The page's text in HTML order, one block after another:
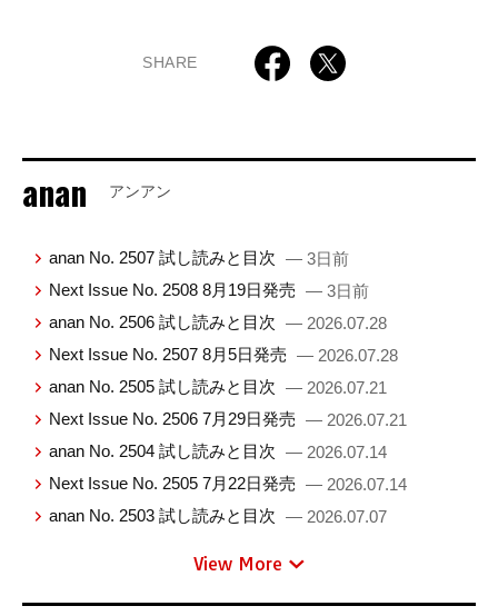
SHARE
anan アンアン
anan No. 2507 試し読みと目次 — 3日前
Next Issue No. 2508 8月19日発売 — 3日前
anan No. 2506 試し読みと目次 — 2026.07.28
Next Issue No. 2507 8月5日発売 — 2026.07.28
anan No. 2505 試し読みと目次 — 2026.07.21
Next Issue No. 2506 7月29日発売 — 2026.07.21
anan No. 2504 試し読みと目次 — 2026.07.14
Next Issue No. 2505 7月22日発売 — 2026.07.14
anan No. 2503 試し読みと目次 — 2026.07.07
View More